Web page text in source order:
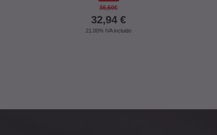
36,60€
32,94 €
21.00% IVA incluido